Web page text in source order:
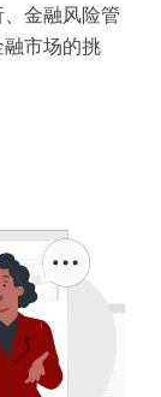
金融风险管
市场的挑